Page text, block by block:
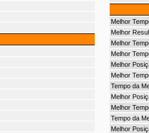
Melhor
Melhor
Melhor
Melhor
Melhor
Melhor
Tempo da
Melhor
Melhor
Tempo da
Melhor